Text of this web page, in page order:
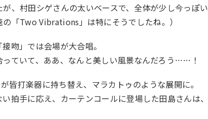
、村田シゲさんの太いベースで、全体が少し今っぽい
「Two Vibrations」は特にそうでしたね。）
吻」では会場が大合唱。
ていて、ああ、なんと美しい風景なんだろう……！
皆打楽器に持ち替え、マラカトゥのような展開に。
拍手に応え、カーテンコールに登場した田島さんは、